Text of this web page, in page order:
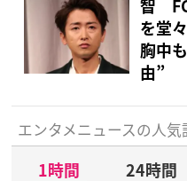
智 FC
を堂
胸中
由”
エンタメニュースの人気
1時間 24時間